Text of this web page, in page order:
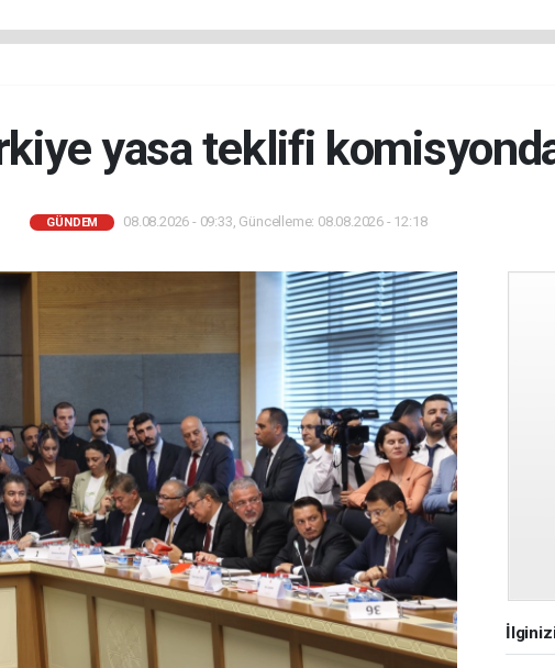
yasa teklifi
GÜNDEM 08.08.2026 - 09:33, Güncelleme: 08.08.2026 - 12:18